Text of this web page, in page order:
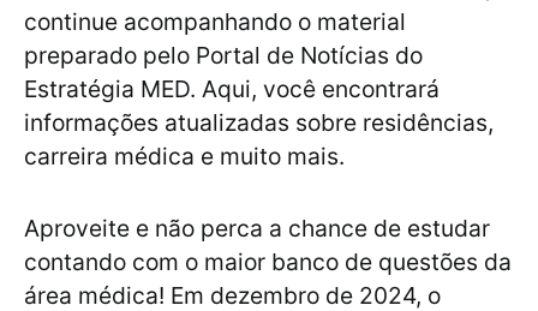
continue acompanhando o material
preparado pelo Portal de Notícias do
Estratégia MED. Aqui, você encontrará
informações atualizadas sobre residências,
carreira médica e muito mais.
Aproveite e não perca a chance de estudar
contando com o maior banco de questões da
área médica! Em dezembro de 2024, o